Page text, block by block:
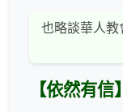
也略談華人教
【依然有信】